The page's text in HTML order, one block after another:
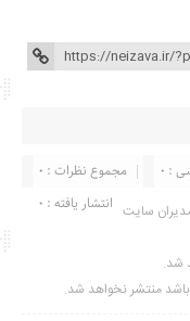
مجموع نظرات : 0
: 0
انتشار یافته : ۰ سایت
شد.
باشد منتشر نخواهد شد.